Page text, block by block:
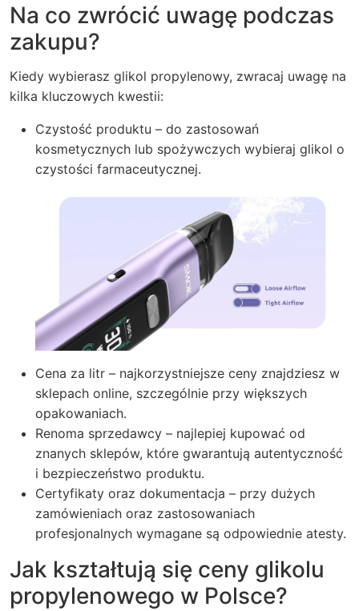
Na co zwrócić uwagę podczas
zakupu?
Kiedy wybierasz glikol propylenowy, zwracaj uwagę na
kilka kluczowych kwestii:
Czystość produktu – do zastosowań
kosmetycznych lub spożywczych wybieraj glikol o
czystości farmaceutycznej.
Cena za litr – najkorzystniejsze ceny znajdziesz w
sklepach online, szczególnie przy większych
opakowaniach.
Renoma sprzedawcy – najlepiej kupować od
znanych sklepów, które gwarantują autentyczność
i bezpieczeństwo produktu.
Certyfikaty oraz dokumentacja – przy dużych
zamówieniach oraz zastosowaniach
profesjonalnych wymagane są odpowiednie atesty.
Jak kształtują się ceny glikolu
propylenowego w Polsce?